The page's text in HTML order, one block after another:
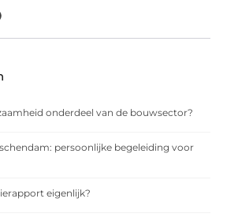
onderdeel van de bouwsector?
persoonlijke begeleiding voor
eigenlijk?